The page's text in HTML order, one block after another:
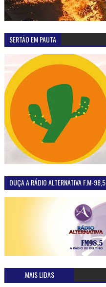
SERTÃO EM PAUTA
OUÇA A RÁDIO ALTERNATIVA F.M-98,5
MAIS LIDAS